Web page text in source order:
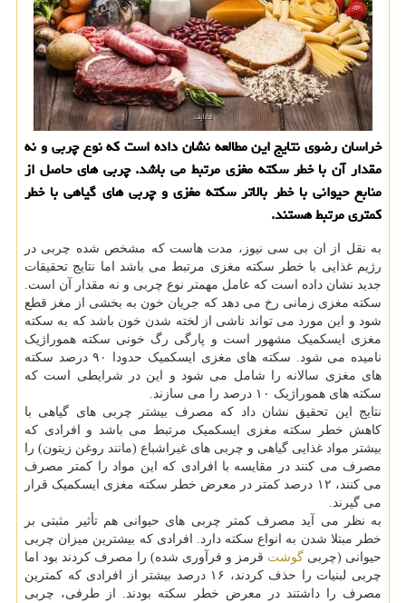
خراسان رضوی نتایج این مطالعه نشان داده است که نوع چربی و نه
مقدار آن با خطر سکته مغزی مرتبط می باشد. چربی های حاصل از
منابع حیوانی با خطر بالاتر سکته مغزی و چربی های گیاهی با خطر
کمتری مرتبط هستند.
به نقل از ان بی سی نیوز، مدت هاست که مشخص شده چربی در
رژیم غذایی با خطر سکته مغزی مرتبط می باشد اما نتایج تحقیقات
جدید نشان داده است که عامل مهمتر نوع چربی و نه مقدار آن است.
سکته مغزی زمانی رخ می دهد که جریان خون به بخشی از مغز قطع
شود و این مورد می تواند ناشی از لخته شدن خون باشد که به سکته
مغزی ایسکمیک مشهور است و پارگی رگ خونی سکته هموراژیک
نامیده می شود. سکته های مغزی ایسکمیک حدودا ۹۰ درصد سکته
های مغزی سالانه را شامل می شود و این در شرایطی است که
سکته های هموراژیک ۱۰ درصد را می سازند.
نتایج این تحقیق نشان داد که مصرف بیشتر چربی های گیاهی با
کاهش خطر سکته مغزی ایسکمیک مرتبط می باشد و افرادی که
بیشتر مواد غذایی گیاهی و چربی های غیراشباع (مانند روغن زیتون) را
مصرف می کنند در مقایسه با افرادی که این مواد را کمتر مصرف
می کنند، ۱۲ درصد کمتر در معرض خطر سکته مغزی ایسکمیک قرار
می گیرند.
به نظر می آید مصرف کمتر چربی های حیوانی هم تأثیر مثبتی بر
خطر مبتلا شدن به انواع سکته دارد. افرادی که بیشترین میزان چربی
حیوانی (چربی گوشت قرمز و فرآوری شده) را مصرف کردند بود اما
چربی لبنیات را حذف کردند، ۱۶ درصد بیشتر از افرادی که کمترین
مصرف را داشتند در معرض خطر سکته بودند. از طرفی، چربی